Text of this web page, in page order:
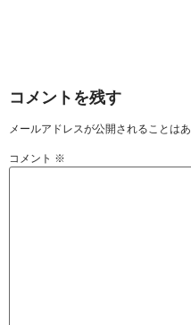
コメントを残す
メールアドレスが公開されることはあ
コメント ※